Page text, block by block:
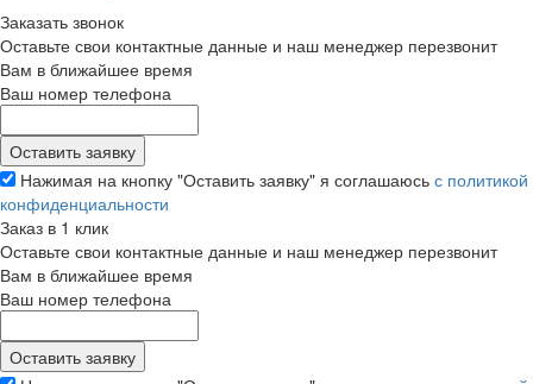
Заказать звонок
Оставьте свои контактные данные и наш менеджер перезвонит
Вам в ближайшее время
Ваш номер телефона
Нажимая на кнопку "Оставить заявку" я соглашаюсь с политикой
конфиденциальности
Заказ в 1 клик
Оставьте свои контактные данные и наш менеджер перезвонит
Вам в ближайшее время
Ваш номер телефона